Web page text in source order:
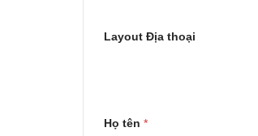
Layout Địa thoại
Họ tên *